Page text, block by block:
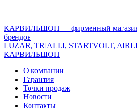
version="1.0"
encoding="utf-
8"?
>
КАРВИЛЬШОП — фирменный
брендов
LUZAR, TRIALLI, STARTVOLT,
КАРВИЛЬШОП
О компании
Гарантия
Точки продаж
Новости
Контакты